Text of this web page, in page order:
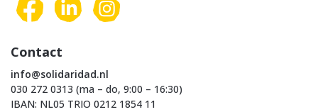
Contact
info@solidaridad.nl
030 272 0313 (ma – do, 9:00 – 16:30)
IBAN: NL05 TRIO 0212 1854 11